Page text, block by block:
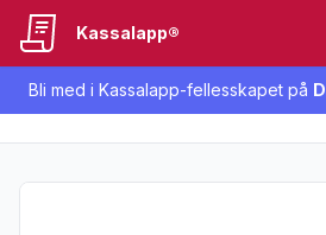
Bli med i Kassalapp-fellesskapet på
Kassalapp®